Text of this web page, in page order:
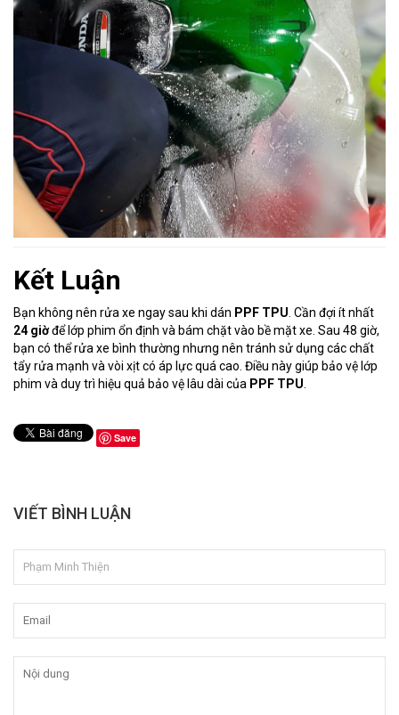
Kết Luận
Bạn không nên rửa xe ngay sau khi dán PPF TPU . Cần đợi ít nhất
24 giờđể lớp phim ổn định và bám chặt vào bề mặt xe. Sau 48 giờ,
bạn có thể rửa xe bình thường nhưng nên tránh sử dụng các chất
tẩy rửa mạnh và vòi xịt có áp lực quá cao. Điều này giúp bảo vệ lớp
phim và duy trì hiệu quả bảo vệ lâu dài của PPF TPU
Save
VIẾT BÌNH LUẬN